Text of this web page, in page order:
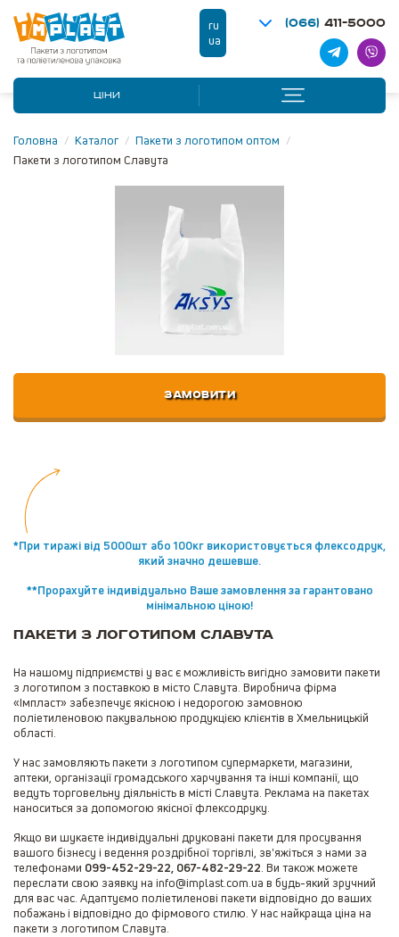
ru
ua
(066) 411-5000
ЦІНИ
Головна / Каталог / Пакети з логотипом оптом /
Пакети з логотипом Славута
ЗАМОВИТИ
*При тиражі від 5000шт або 100кг використовується флексодрук,
який значно дешевше.
**Прорахуйте індивідуально Ваше замовлення за гарантовано
мінімальною ціною!
Пакети з логотипом Славута
На нашому підприємстві у вас є можливість вигідно замовити пакети
з логотипом з поставкою в місто Славута. Виробнича фірма
«Імпласт» забезпечує якісною і недорогою замовною
поліетиленовою пакувальною продукцією клієнтів в Хмельницькій
області.
У нас замовляють пакети з логотипом супермаркети, магазини,
аптеки, організації громадського харчування та інші компанії, що
ведуть торговельну діяльність в місті Славута. Реклама на пакетах
наноситься за допомогою якісної флексодруку.
Якщо ви шукаєте індивідуальні друковані пакети для просування
вашого бізнесу і ведення роздрібної торгівлі, зв'яжіться з нами за
телефонами 099-452-29-22, 067-482-29-22. Ви також можете
переслати свою заявку на info@implast.com.ua в будь-який зручний
для вас час. Адаптуємо поліетиленові пакети відповідно до ваших
побажань і відповідно до фірмового стилю. У нас найкраща ціна на
пакети з логотипом Славута.